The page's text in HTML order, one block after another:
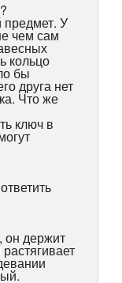
предмет. У
чем сам
кольцо
бы
друга нет
Что же
ключ в
он держит